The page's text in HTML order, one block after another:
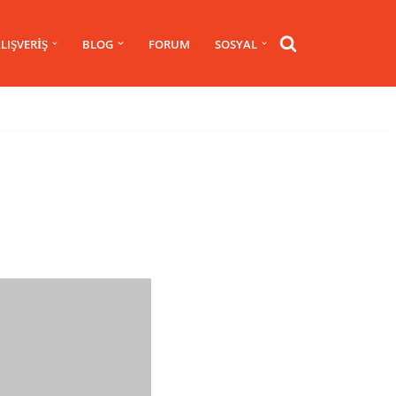
BLOG FORUM SOSYAL